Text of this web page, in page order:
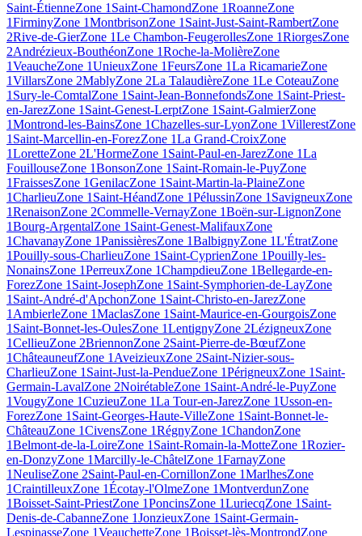
Saint-ÉtienneZone 1Saint-ChamondZone 1RoanneZone
1FirminyZone 1MontbrisonZone 1Saint-Just-Saint-RambertZone
2Rive-de-GierZone 1Le Chambon-FeugerollesZone 1RiorgesZone
2Andrézieux-BouthéonZone 1Roche-la-MolièreZone
1VeaucheZone 1UnieuxZone 1FeursZone 1La RicamarieZone
1VillarsZone 2MablyZone 2La TalaudièreZone 1Le CoteauZone
1Sury-le-ComtalZone 1Saint-Jean-BonnefondsZone 1Saint-Priest-
en-JarezZone 1Saint-Genest-LerptZone 1Saint-GalmierZone
1Montrond-les-BainsZone 1Chazelles-sur-LyonZone 1VillerestZone
1Saint-Marcellin-en-ForezZone 1La Grand-CroixZone
1LoretteZone 2L'HormeZone 1Saint-Paul-en-JarezZone 1La
FouillouseZone 1BonsonZone 1Saint-Romain-le-PuyZone
1FraissesZone 1GenilacZone 1Saint-Martin-la-PlaineZone
1CharlieuZone 1Saint-HéandZone 1PélussinZone 1SavigneuxZone
1RenaisonZone 2Commelle-VernayZone 1Boën-sur-LignonZone
1Bourg-ArgentalZone 1Saint-Genest-MalifauxZone
1ChavanayZone 1PanissièresZone 1BalbignyZone 1L'ÉtratZone
1Pouilly-sous-CharlieuZone 1Saint-CyprienZone 1Pouilly-les-
NonainsZone 1PerreuxZone 1ChampdieuZone 1Bellegarde-en-
ForezZone 1Saint-JosephZone 1Saint-Symphorien-de-LayZone
1Saint-André-d'ApchonZone 1Saint-Christo-en-JarezZone
1AmbierleZone 1MaclasZone 1Saint-Maurice-en-GourgoisZone
1Saint-Bonnet-les-OulesZone 1LentignyZone 2LézigneuxZone
1CellieuZone 2BriennonZone 2Saint-Pierre-de-BœufZone
1ChâteauneufZone 1AveizieuxZone 2Saint-Nizier-sous-
CharlieuZone 1Saint-Just-la-PendueZone 1PérigneuxZone 1Saint-
Germain-LavalZone 2NoirétableZone 1Saint-André-le-PuyZone
1VougyZone 1CuzieuZone 1La Tour-en-JarezZone 1Usson-en-
ForezZone 1Saint-Georges-Haute-VilleZone 1Saint-Bonnet-le-
ChâteauZone 1CivensZone 1RégnyZone 1ChandonZone
1Belmont-de-la-LoireZone 1Saint-Romain-la-MotteZone 1Rozier-
en-DonzyZone 1Marcilly-le-ChâtelZone 1FarnayZone
1NeuliseZone 2Saint-Paul-en-CornillonZone 1MarlhesZone
1CraintilleuxZone 1Écotay-l'OlmeZone 1MontverdunZone
1Boisset-Saint-PriestZone 1PoncinsZone 1LuriecqZone 1Saint-
Denis-de-CabanneZone 1JonzieuxZone 1Saint-Germain-
LespinasseZone 1VeauchetteZone 1Boisset-lès-MontrondZone